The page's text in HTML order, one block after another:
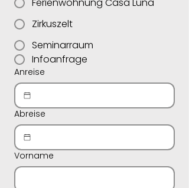
Zirkuszelt
Seminarraum
Infoanfrage
Anreise
Abreise
Vorname